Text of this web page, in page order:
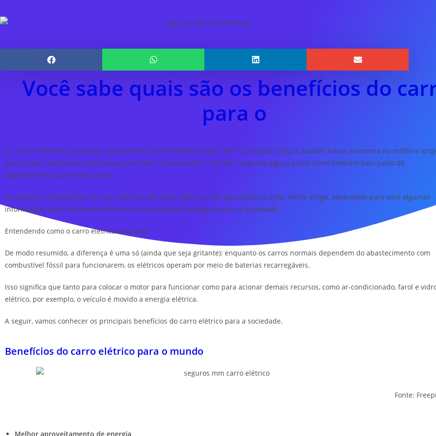
Você sabe quais são os benefícios do
para o
Os carros elétricos, ainda que representem um investimento mais alto na hora da compra, podem trazer economia no médio e
prazo para o motorista, tanto pelos consertos e manutenções mais em conta em alguns casos como também pelo custo de
abastecimento, que é mais baixo.
No entanto, os benefícios do carro elétrico vão ainda além quando pensamos no todo. Neste artigo, separamos para você algumas
informações sobre os carros elétricos e suas principais vantagens para a sociedade.
Entendendo como o carro elétrico funciona:
De modo resumido, a diferença é uma só (ainda que seja gritante): enquanto os carros normais dependem do abastecimento com
combustível fóssil para funcionarem, os elétricos operam por meio de baterias recarregáveis.
Isso significa que tanto para colocar o motor para funcionar como para acionar demais recursos, como ar-condicionado, farol e
elétrico, por exemplo, o veículo é movido a energia elétrica.
A seguir, vamos conhecer os principais benefícios do carro elétrico para a sociedade.
Benefícios do carro elétrico para o mundo
Fonte:
Melhor aproveitamento de energia